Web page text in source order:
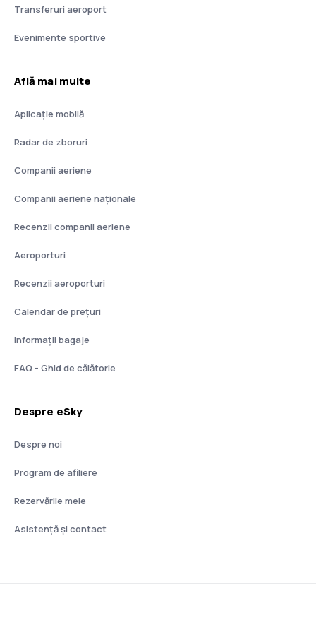
Transferuri aeroport
Evenimente sportive
Află mai multe
Aplicație mobilă
Radar de zboruri
Companii aeriene
Companii aeriene naţionale
Recenzii companii aeriene
Aeroporturi
Recenzii aeroporturi
Calendar de prețuri
Informații bagaje
FAQ - Ghid de călătorie
Despre eSky
Despre noi
Program de afiliere
Rezervările mele
Asistenţă şi contact